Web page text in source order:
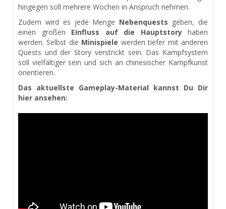
hingegen soll mehrere Wochen in Anspruch nehmen.
Zudem wird es jede Menge Nebenquests geben, die
einen großen Einfluss auf die Hauptstoryhaben
werden. Selbst die Minispiele werden tiefer mit anderen
Quests und der Story verstrickt sein. Das Kampfsystem
soll vielfältiger sein und sich an chinesischer Kampfkunst
orientieren.
Das aktuellste Gameplay-Material kannst Du Dir
hier ansehen: